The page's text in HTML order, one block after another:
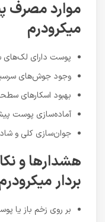
موارد مصرف
میکرودرم
پوست دارای لک‌های
وجود جوش‌های
بهبود اسکارهای
آماده‌سازی پوست
جوان‌سازی کلی و
هشدارها و
بردار
بر روی زخم باز یا